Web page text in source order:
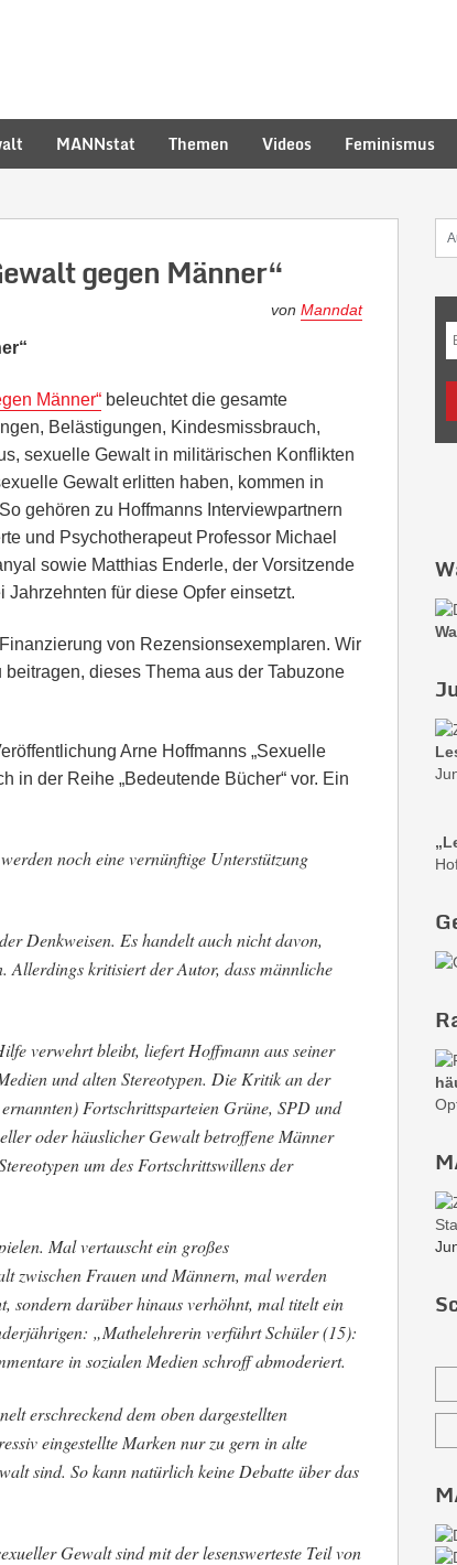
MANNstat Themen Videos Feminismus
gegen Männer“
vonManndat
Männer“beleuchtet die gesamte
Belästigungen, Kindesmissbrauch,
sexuelle Gewalt in militärischen Konflikten
Gewalt erlitten haben, kommen in
gehören zu Hoffmanns Interviewpartnern
und Psychotherapeut Professor Michael
sowie Matthias Enderle, der Vorsitzende
für diese Opfer einsetzt.
von Rezensionsexemplaren. Wir
dieses Thema aus der Tabuzone
Arne Hoffmanns „Sexuelle
in der Reihe „Bedeutende Bücher“ vor. Ein
noch eine vernünftige Unterstützung
Denkweisen. Es handelt auch nicht davon,
Allerdings kritisiert der Autor, dass männliche
verwehrt bleibt, liefert Hoffmann aus seiner
und alten Stereotypen. Die Kritik an der
Fortschrittsparteien Grüne, SPD und
oder häuslicher Gewalt betroffene Männer
um des Fortschrittswillens der
Mal vertauscht ein großes
zwischen Frauen und Männern, mal werden
sondern darüber hinaus verhöhnt, mal titelt ein
„Mathelehrerin verführt Schüler (15):
in sozialen Medien schroff abmoderiert.
erschreckend dem oben dargestellten
eingestellte Marken nur zu gern in alte
sind. So kann natürlich keine Debatte über das
Gewalt sind mit der lesenswerteste Teil von